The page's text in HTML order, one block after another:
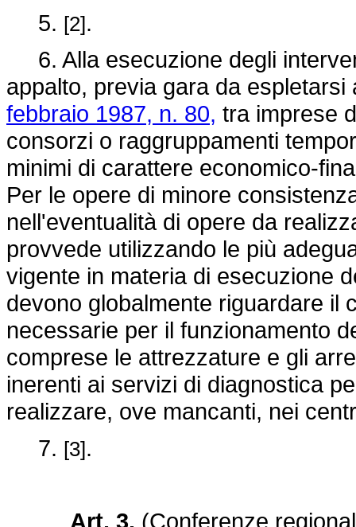
5. [2].
6. Alla esecuzione degli
appalto, previa gara da
febbraio 1987, n. 80, tra imprese
consorzi o raggruppamenti
minimi di carattere economico-
Per le opere di minore
nell'eventualità di opere da
provvede utilizzando le più
vigente in materia di esecuzione
devono globalmente riguardare il
necessarie per il funzionamento
comprese le attrezzature e gli
inerenti ai servizi di diagnostica
realizzare, ove mancanti, nei
7. [3].
Art. 3. (Conferenze